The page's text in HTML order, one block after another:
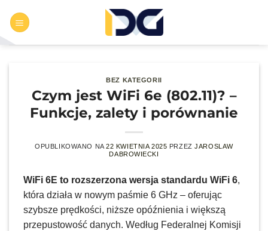
zawartości
BEZ KATEGORII
Czym jest WiFi 6e (802.11)? –
Funkcje, zalety i porównanie
OPUBLIKOWANO NA22 KWIETNIA 2025 PRZEZJAROSLAW
DABROWIECKI
WiFi 6E to rozszerzona wersja standardu WiFi 6,
która działa w nowym paśmie 6 GHz – oferując
szybsze prędkości, niższe opóźnienia i większą
przepustowość danych. Według Federalnej Komisji